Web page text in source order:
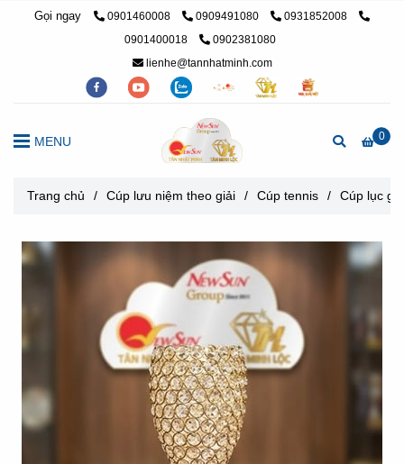
Gọi ngay 0901460008 0909491080
0931852008
0901400018
0902381080
lienhe@tannhatminh.com
0
MENU
Trang chủ / Cúp lưu niệm theo giải / Cúp tennis / Cúp lục